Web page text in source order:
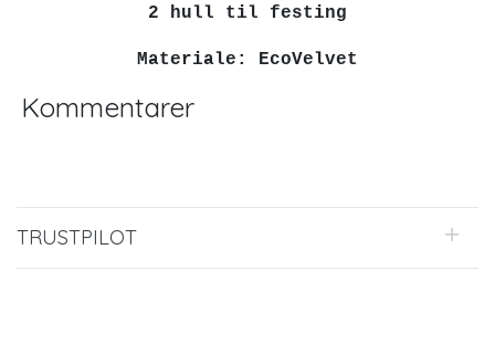
2 hull til festing
Materiale: EcoVelvet
Kommentarer
TRUSTPILOT